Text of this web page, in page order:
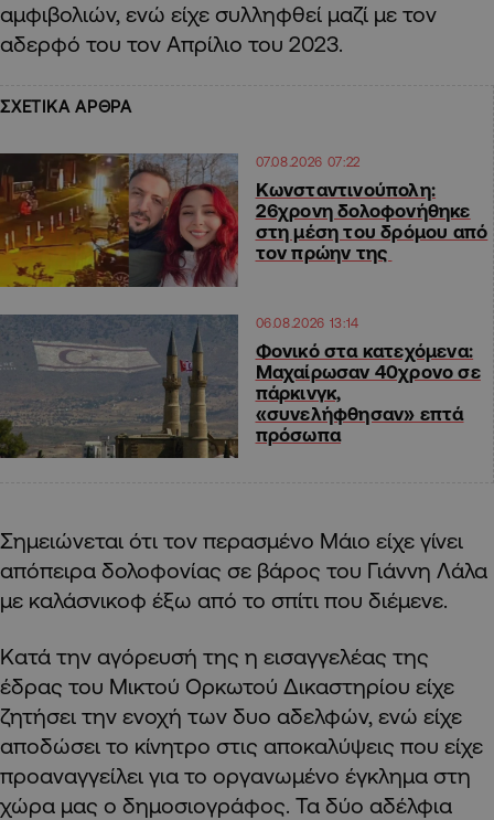
αμφιβολιών, ενώ είχε συλληφθεί μαζί με τον
αδερφό του τον Απρίλιο του 2023.
ΣΧΕΤΙΚΑ ΑΡΘΡΑ
07.08.2026 07:22
Κωνσταντινούπολη:
26χρονη δολοφονήθηκε
στη μέση του δρόμου από
τον πρώην της
06.08.2026 13:14
Φονικό στα κατεχόμενα:
Μαχαίρωσαν 40χρονο σε
πάρκινγκ,
«συνελήφθησαν» επτά
πρόσωπα
Σημειώνεται ότι τον περασμένο Μάιο είχε γίνει
απόπειρα δολοφονίας σε βάρος του Γιάννη Λάλα
με καλάσνικοφ έξω από το σπίτι που διέμενε.
Κατά την αγόρευσή της η εισαγγελέας της
έδρας του Μικτού Ορκωτού Δικαστηρίου είχε
ζητήσει την ενοχή των δυο αδελφών, ενώ είχε
αποδώσει το κίνητρο στις αποκαλύψεις που είχε
προαναγγείλει για το οργανωμένο έγκλημα στη
χώρα μας ο δημοσιογράφος. Τα δύο αδέλφια